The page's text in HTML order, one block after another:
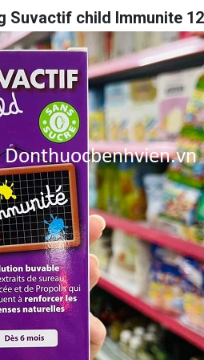
Suvactif child Immunite